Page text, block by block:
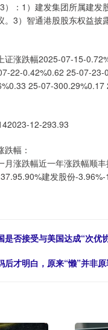
1）建发集团所属建发
3）智通港股股东权益披露
证涨跌幅2025-07-15-
22-0.42%0.62 25-07-
25-07-
12-293.93
幅：
月涨跌幅近一年涨跌幅顺
建发股份-
是否接受与美国达成“次优
后才明白，原来“懒”并非